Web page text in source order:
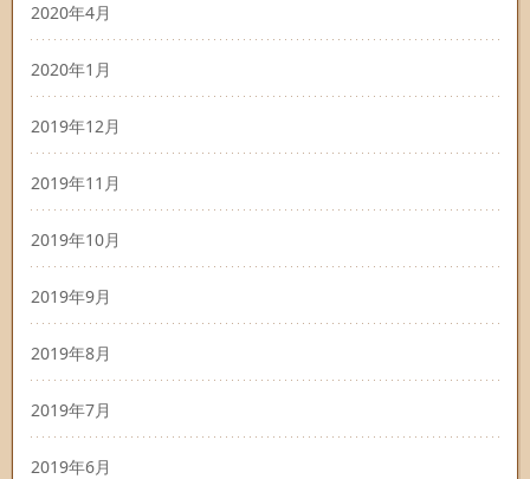
2020年4月
2020年1月
2019年12月
2019年11月
2019年10月
2019年9月
2019年8月
2019年7月
2019年6月